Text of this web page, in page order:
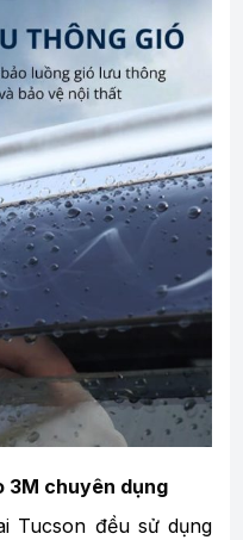
3M chuyên dụng
Tucson đều sử dụng